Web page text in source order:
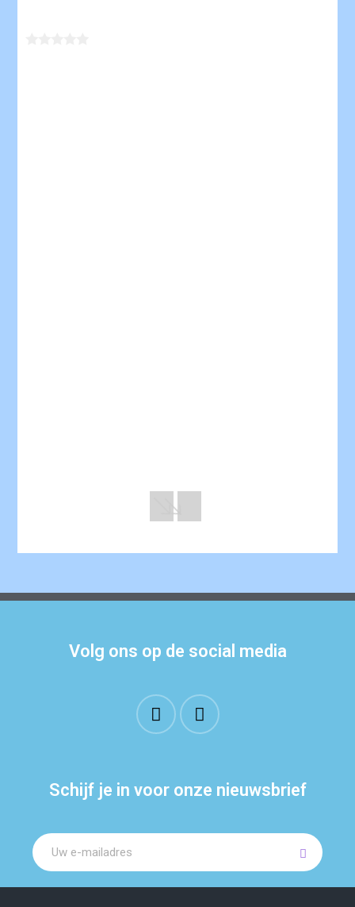
Volg ons op de social media
Schijf je in voor onze nieuwsbrief